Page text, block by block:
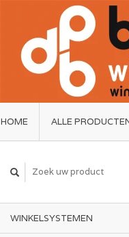
HOME ALLE
WINKELSYSTEMEN